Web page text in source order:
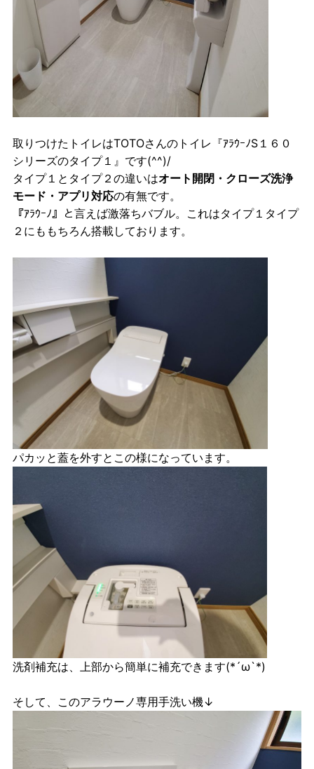
取りつけたトイレはTOTOさんのトイレ『ｱﾗｳｰﾉS１６０
シリーズのタイプ１』です(^^)/
タイプ１とタイプ２の違いはオート開閉・クローズ洗浄
モード・アプリ対応の有無です。
『ｱﾗｳｰﾉ』と言えば激落ちバブル。これはタイプ１タイプ
２にももちろん搭載しております。
パカッと蓋を外すとこの様になっています。
洗剤補充は、上部から簡単に補充できます(*´ω`*)
そして、このアラウーノ専用手洗い機↓